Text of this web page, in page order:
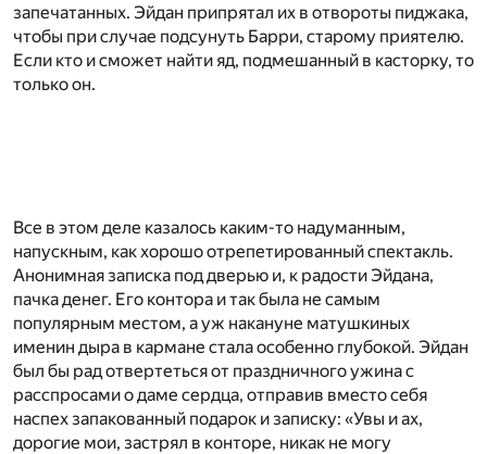
запечатанных. Эйдан припрятал их в отвороты пиджака,
чтобы при случае подсунуть Барри, старому приятелю.
Если кто и сможет найти яд, подмешанный в касторку, то
только он.
Все в этом деле казалось каким-то надуманным,
напускным, как хорошо отрепетированный спектакль.
Анонимная записка под дверью и, к радости Эйдана,
пачка денег. Его контора и так была не самым
популярным местом, а уж накануне матушкиных
именин дыра в кармане стала особенно глубокой. Эйдан
был бы рад отвертеться от праздничного ужина с
расспросами о даме сердца, отправив вместо себя
наспех запакованный подарок и записку: «Увы и ах,
дорогие мои, застрял в конторе, никак не могу